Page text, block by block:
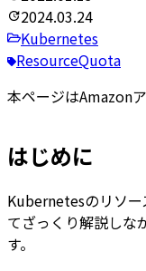
2024.03.24
Kubernetes
ResourceQuota
本ページはAmazon
はじめに
Kubernetesのリソ
てざっくり解説しな
す。